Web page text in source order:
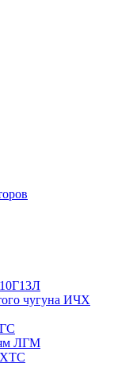
чугуна ИЧХ
ЛГМ
ХТС